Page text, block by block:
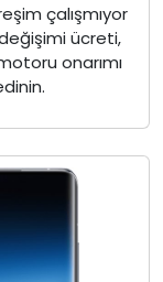
çalışmıyor
ücreti,
onarımı